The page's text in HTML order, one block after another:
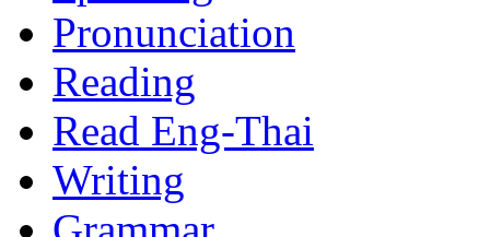
Pronunciation
Reading
Read Eng-Thai
Writing